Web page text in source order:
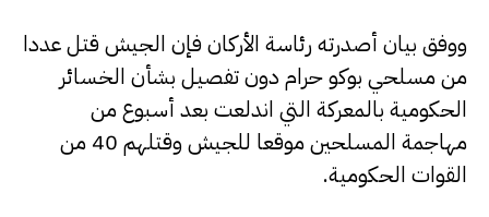
ووفق بيان أصدرته رئاسة الأركان فإن الجيش قتل عددا
من مسلحي بوكو حرام دون تفصيل بشأن الخسائر
الحكومية بالمعركة التي اندلعت بعد أسبوع من
مهاجمة المسلحين موقعا للجيش وقتلهم 40 من
القوات الحكومية.